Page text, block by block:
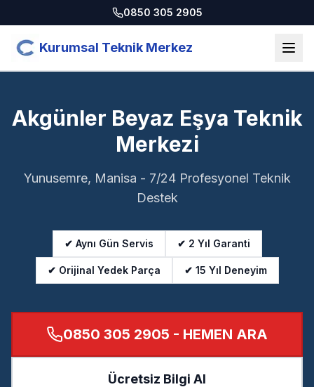
0850 305 2905
Kurumsal Teknik Merkez
Akgünler Beyaz Eşya Teknik
Merkezi
Yunusemre, Manisa - 7/24 Profesyonel Teknik
Destek
✔ Aynı Gün Servis ✔ 2 Yıl Garanti
✔ Orijinal Yedek Parça ✔ 15 Yıl Deneyim
0850 305 2905 - HEMEN ARA
Ücretsiz Bilgi Al